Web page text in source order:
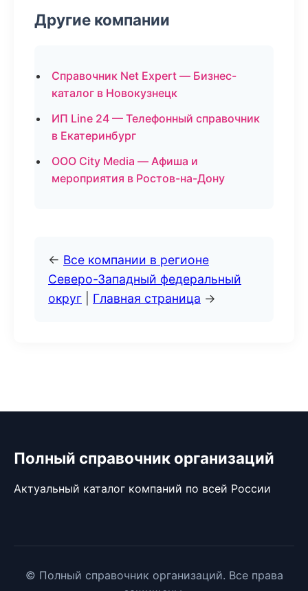
Другие компании
Справочник Net Expert — Бизнес-
каталог в Новокузнецк
ИП Line 24 — Телефонный справочник
в Екатеринбург
ООО City Media — Афиша и
мероприятия в Ростов-на-Дону
← Все компании в регионе
Северо-Западный федеральный
округ
Главная страница →
Полный справочник организаций
Актуальный каталог компаний по всей России
© Полный справочник организаций. Все права